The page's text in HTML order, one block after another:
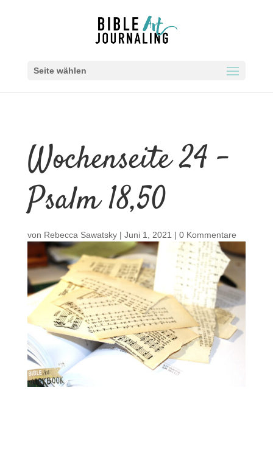
Seite wählen
Wochenseite 24 –
Psalm 18,50
von Rebecca Sawatsky| Juni 1, 2021 | 0 Kommentare